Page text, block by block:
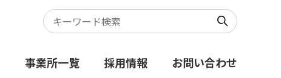
事業所一覧 採用情報 お問い合わせ